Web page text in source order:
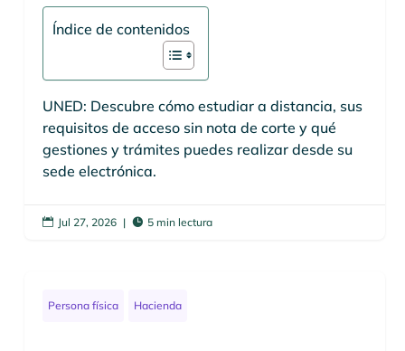
Índice de contenidos
UNED: Descubre cómo estudiar a distancia, sus
requisitos de acceso sin nota de corte y qué
gestiones y trámites puedes realizar desde su
sede electrónica.
 Jul 27, 2026 |  5 min lectura
Persona física Hacienda